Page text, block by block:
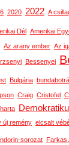
2020 2022 A
Dél Amerikai
Az arany ember Az
Bessenyei
Bulgária
Craig Cristofel
új remény elcsalt
sorozat Farkas